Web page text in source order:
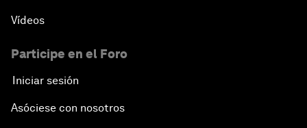
Vídeos
Participe en el Foro
Iniciar sesión
Asóciese con nosotros